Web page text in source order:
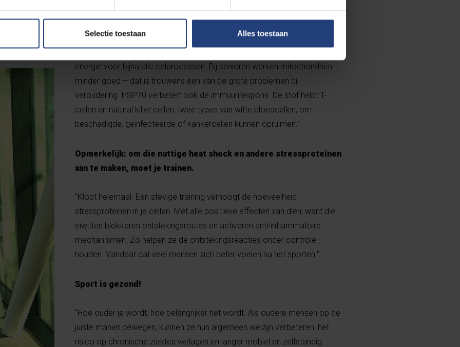
Selectie toestaan Alles toestaan
dat eiwitten stabiel blijven, niet afbreken en zich goed vouwen, zodat ze hun
werk kunnen doen. Elke type heeft zijn specialiteit. Heat shock protein 70
(HSP70) zorgt er bijvoorbeeld voor dat de mitochondriën goed
functioneren. Mitochondriën zijn de energiecentrales van de cel: ze leveren
energie voor bijna alle celprocessen. Bij senioren werken mitochondriën
minder goed – dat is trouwens een van de grote problemen bij
veroudering. HSP70 verbetert ook de immuunrespons. De stof helpt T-
cellen en natural killer cellen, twee types van witte bloedcellen, om
beschadigde, geïnfecteerde of kankercellen kunnen opruimen.”
Opmerkelijk: om die nuttige heat shock en andere stressproteïnen
aan te maken, moet je trainen.
“Klopt helemaal. Een stevige training verhoogt de hoeveelheid
stressproteïnen in je cellen. Met alle positieve effecten van dien, want die
eiwitten blokkeren ontstekingsroutes en activeren anti-inflammatoire
mechanismen. Zo helpen ze de ontstekingsreacties onder controle
houden. Vandaar dat veel mensen zich beter voelen na het sporten.”
Sport is gezond!
“Hoe ouder je wordt, hoe belangrijker het wordt. Als oudere mensen op de
juiste manier bewegen, kunnen ze hun algemeen welzijn verbeteren, het
risico op chronische ziektes verlagen en langer mobiel en zelfstandig